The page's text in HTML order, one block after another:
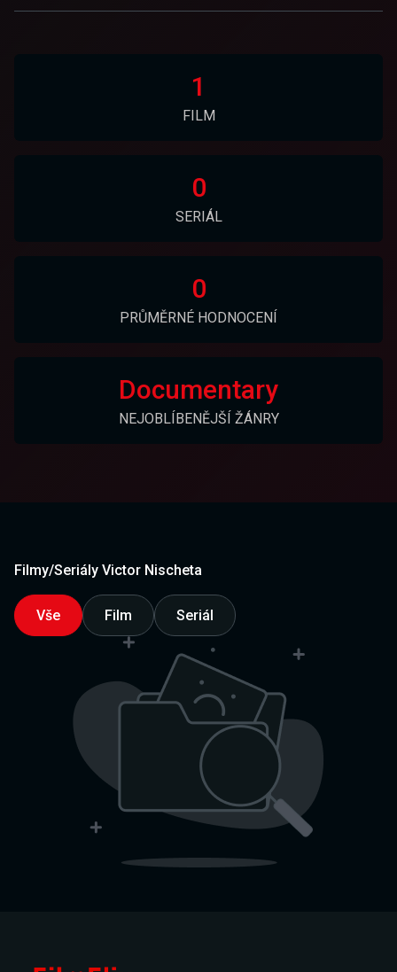
1
FILM
0
SERIÁL
0
PRŮMĚRNÉ HODNOCENÍ
Documentary
NEJOBLÍBENĚJŠÍ ŽÁNRY
Filmy/Seriály Victor Nischeta
Vše Film Seriál